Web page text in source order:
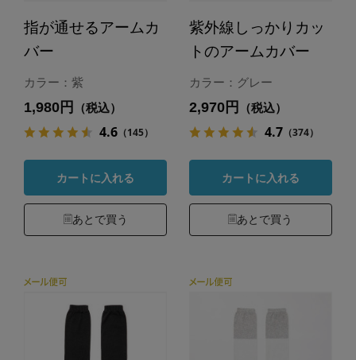
指が通せるアームカ
バー
カラー：紫
1,980円 （税込）
4.6（145）
カートに入れる
あとで買う
紫外線しっかりカッ
トのアームカバー
カラー：グレー
2,970円 （税込）
4.7（374）
カートに入れる
あとで買う